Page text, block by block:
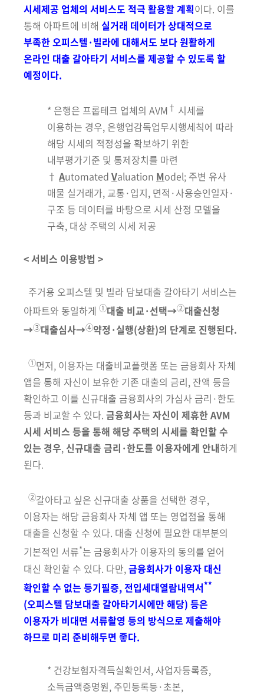
시세제공 업체의 서비스도 적극 활용할 계획이다. 이를
통해 아파트에 비해 실거래 데이터가 상대적으로
부족한 오피스텔·빌라에 대해서도 보다 원활하게
온라인 대출 갈아타기 서비스를 제공할 수 있도록 할
예정이다.
* 은행은 프롭테크 업체의 AVM † 시세를
이용하는 경우, 은행업감독업무시행세칙에 따라
해당 시세의 적정성을 확보하기 위한
내부평가기준 및 통제장치를 마련
† Automated Valuation Model; 주변 유사
매물 실거래가, 교통·입지, 면적·사용승인일자·
구조 등 데이터를 바탕으로 시세 산정 모델을
구축, 대상 주택의 시세 제공
< 서비스 이용방법 >
주거용 오피스텔 및 빌라 담보대출 갈아타기 서비스는
아파트와 동일하게 ①대출 비교·선택→②대출신청
→③대출심사→④약정·실행(상환)의 단계로 진행된다.
①먼저, 이용자는 대출비교플랫폼 또는 금융회사 자체
앱을 통해 자신이 보유한 기존 대출의 금리, 잔액 등을
확인하고 이를 신규대출 금융회사의 가심사 금리·한도
등과 비교할 수 있다. 금융회사는 자신이 제휴한 AVM
시세 서비스 등을 통해 해당 주택의 시세를 확인할 수
있는 경우, 신규대출 금리·한도를 이용자에게 안내하게
된다.
②갈아타고 싶은 신규대출 상품을 선택한 경우,
이용자는 해당 금융회사 자체 앱 또는 영업점을 통해
대출을 신청할 수 있다. 대출 신청에 필요한 대부분의
기본적인 서류*는 금융회사가 이용자의 동의를 얻어
대신 확인할 수 있다. 다만, 금융회사가 이용자 대신
확인할 수 없는 등기필증, 전입세대열람내역서**
(오피스텔 담보대출 갈아타기시에만 해당) 등은
이용자가 비대면 서류촬영 등의 방식으로 제출해야
하므로 미리 준비해두면 좋다.
* 건강보험자격득실확인서, 사업자등록증,
소득금액증명원, 주민등록등·초본,